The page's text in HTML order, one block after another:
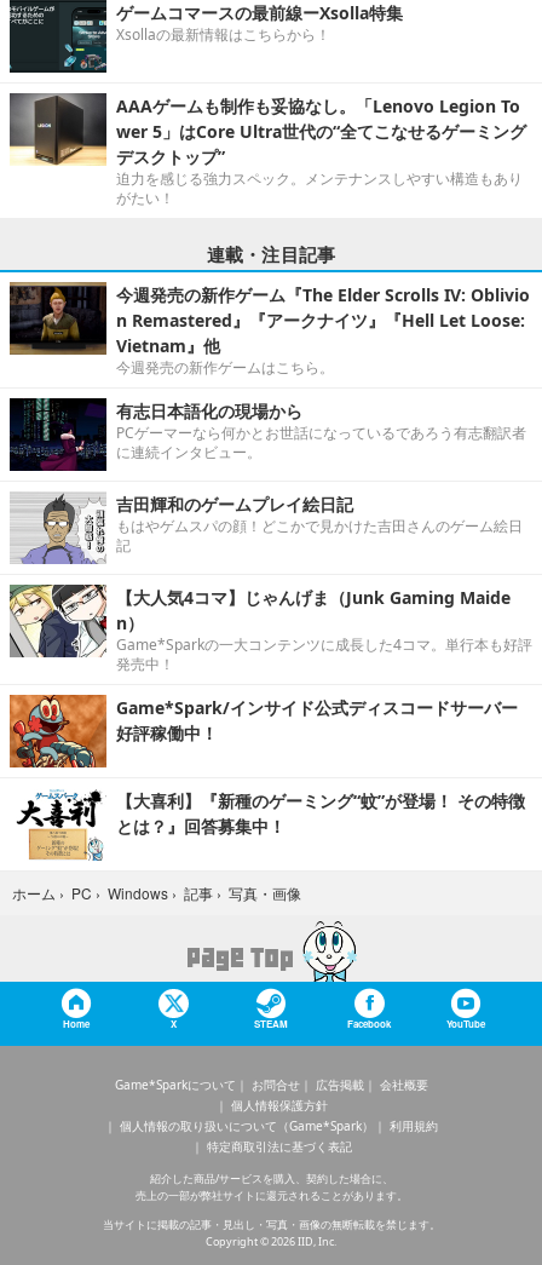
ゲームコマースの最前線ーXsolla特集
Xsollaの最新情報はこちらから！
AAAゲームも制作も妥協なし。「Lenovo Legion To
wer 5」はCore Ultra世代の“全てこなせるゲーミング
デスクトップ”
迫力を感じる強力スペック。メンテナンスしやすい構造もあり
がたい！
連載・注目記事
今週発売の新作ゲーム『The Elder Scrolls IV: Oblivio
n Remastered』『アークナイツ』『Hell Let Loose:
Vietnam』他
今週発売の新作ゲームはこちら。
有志日本語化の現場から
PCゲーマーなら何かとお世話になっているであろう有志翻訳者
に連続インタビュー。
吉田輝和のゲームプレイ絵日記
もはやゲムスパの顔！どこかで見かけた吉田さんのゲーム絵日
記
【大人気4コマ】じゃんげま（Junk Gaming Maide
n）
Game*Sparkの一大コンテンツに成長した4コマ。単行本も好評
発売中！
Game*Spark/インサイド公式ディスコードサーバー
好評稼働中！
【大喜利】『新種のゲーミング“蚊”が登場！ その特徴
とは？』回答募集中！
ホーム › PC › Windows › 記事 › 写真・画像
Home X STEAM Facebook YouTube
Game*Sparkについて お問合せ 広告掲載
会社概要
個人情報保護方針
個人情報の取り扱いについて（Game*Spark）
利用規約
特定商取引法に基づく表記
紹介した商品/サービスを購入、契約した場合に、
売上の一部が弊社サイトに還元されることがあります。
当サイトに掲載の記事・見出し・写真・画像の無断転載を禁じます。
Copyright © 2026 IID, Inc.